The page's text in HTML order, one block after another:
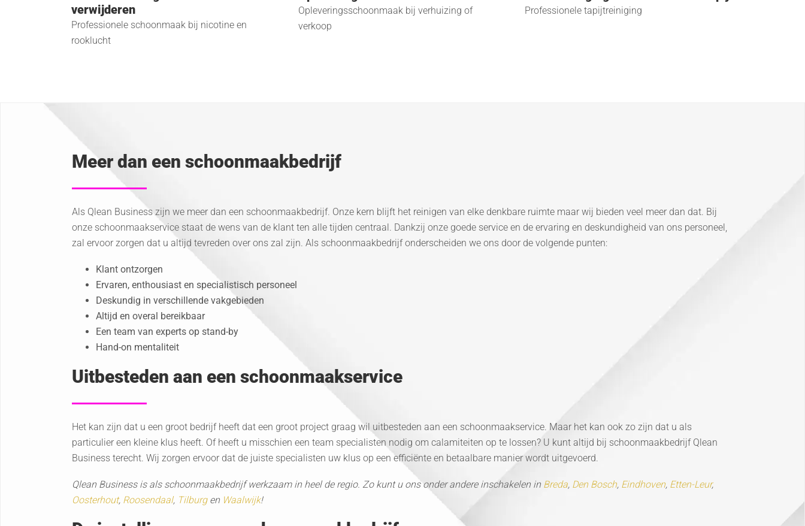
verwijderen
Professionele schoonmaak bij nicotine en
rooklucht
Opleveringsschoonmaak bij verhuizing of
verkoop
Professionele tapijtreiniging
Meer dan een schoonmaakbedrijf
Als Qlean Business zijn we meer dan een schoonmaakbedrijf. Onze kern blijft het reinigen van elke denkbare ruimte maar wij bieden veel meer dan dat. Bij
onze schoonmaakservice staat de wens van de klant ten alle tijden centraal. Dankzij onze goede service en de ervaring en deskundigheid van ons personeel,
zal ervoor zorgen dat u altijd tevreden over ons zal zijn. Als schoonmaakbedrijf onderscheiden we ons door de volgende punten:
Klant ontzorgen
Ervaren, enthousiast en specialistisch personeel
Deskundig in verschillende vakgebieden
Altijd en overal bereikbaar
Een team van experts op stand-by
Hand-on mentaliteit
Uitbesteden aan een schoonmaakservice
Het kan zijn dat u een groot bedrijf heeft dat een groot project graag wil uitbesteden aan een schoonmaakservice. Maar het kan ook zo zijn dat u als
particulier een kleine klus heeft. Of heeft u misschien een team specialisten nodig om calamiteiten op te lossen? U kunt altijd bij schoonmaakbedrijf Qlean
Business terecht. Wij zorgen ervoor dat de juiste specialisten uw klus op een efficiënte en betaalbare manier wordt uitgevoerd.
Qlean Business is als schoonmaakbedrijf werkzaam in heel de regio. Zo kunt u ons onder andere inschakelen in Breda, Den Bosch, Eindhoven, Etten-Leur,
Oosterhout, Roosendaal, Tilburgen Waalwijk!